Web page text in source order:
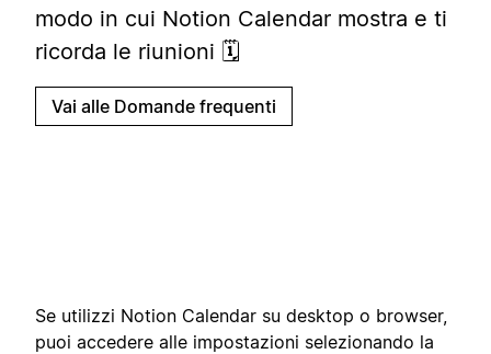
modo in cui Notion Calendar mostra e ti
ricorda le riunioni 🗓️
Vai alle Domande frequenti
Se utilizzi Notion Calendar su desktop o browser,
puoi accedere alle impostazioni selezionando la